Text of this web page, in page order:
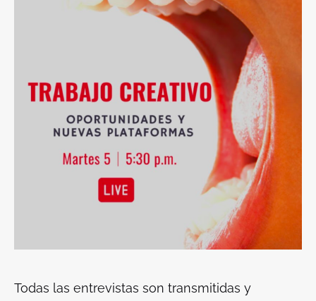
Todas las entrevistas son transmitidas y